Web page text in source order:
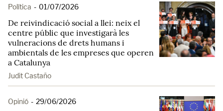
Política - 01/07/2026
De reivindicació social a llei: neix el
centre públic que investigarà les
vulneracions de drets humans i
ambientals de les empreses que operen
a Catalunya
Judit Castaño
Opinió - 29/06/2026